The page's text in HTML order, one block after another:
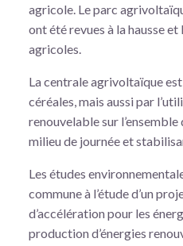
agricole. Le parc
ont été revues à la hausse
agricoles.
La centrale agrivoltaïque
céréales, mais aussi par
renouvelable sur
milieu de journée et
Les études
commune à l’étude d’un
d’accélération pour les
production d’énergies